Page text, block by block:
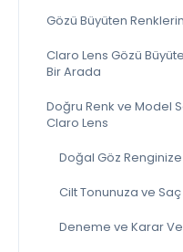
Gözü Büyüten
Claro Lens Gözü
Bir Arada
Doğru Renk ve Model
Claro Lens
Doğal Göz
Cilt Tonunuza ve
Deneme ve Karar